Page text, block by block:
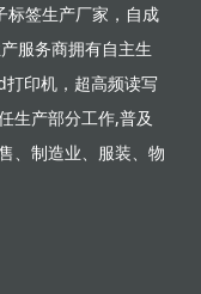
标签生产厂家，自成
服务商拥有自主生
印机，超高频读写
生产部分工作,普及
、制造业、服装、物